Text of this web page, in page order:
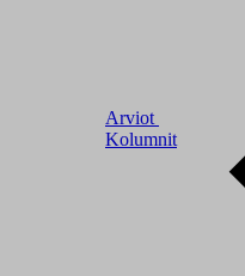
Arviot
Kolumnit